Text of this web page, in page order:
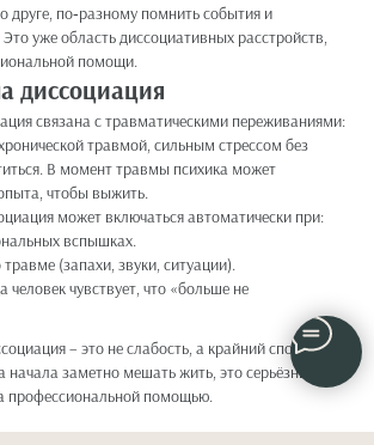
друге, по‑разному помнить события и
Это уже область диссоциативных расстройств,
помощи.​
диссоциация
связана с травматическими переживаниями:
травмой, сильным стрессом без
В момент травмы психика может
чтобы выжить.​
может включаться автоматически при:​
вспышках.
(запахи, звуки, ситуации).
человек чувствует, что «больше не
– это не слабость, а крайний способ
заметно мешать жить, это серьёзный
профессиональной помощью.​